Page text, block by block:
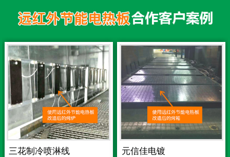
三花制冷喷淋线 元信佳电镀